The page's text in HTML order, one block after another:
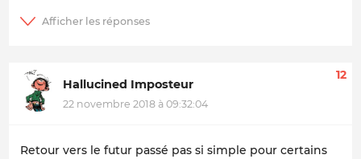
Hallucined Imposteur
22 novembre 2018 à 09:32:04
12
Retour vers le futur passé pas si simple pour certains